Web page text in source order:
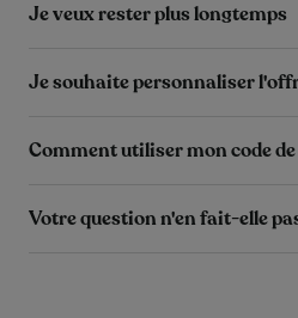
Je veux rester plus longtemps
Je souhaite personnaliser
Comment utiliser mon code
Votre question n'en fait-elle